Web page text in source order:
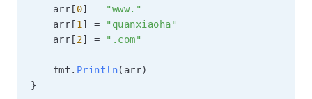
	arr
[ 0] =
"www."
	arr
[ 1 ] =
"quanxiaoha"
	arr
[ 2] = ".com"
	fmt
. Println( arr)
}